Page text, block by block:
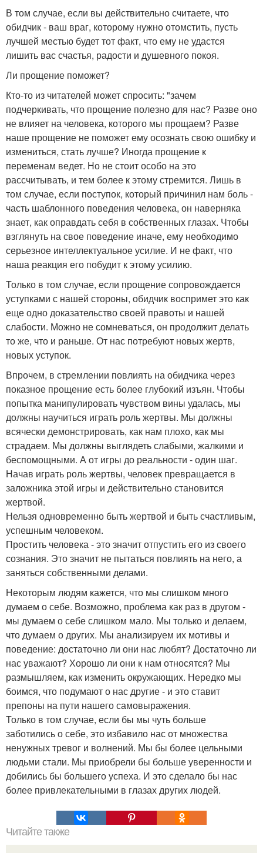
В том случае, если вы действительно считаете, что
обидчик - ваш враг, которому нужно отомстить, пусть
лучшей местью будет тот факт, что ему не удастся
лишить вас счастья, радости и душевного покоя.
Ли прощение поможет?
Кто-то из читателей может спросить: "зачем
подчеркивать, что прощение полезно для нас? Разве оно
не влияет на человека, которого мы прощаем? Разве
наше прощение не поможет ему осознать свою ошибку и
измениться, стать лучше? Иногда прощение к
переменам ведет. Но не стоит особо на это
рассчитывать, и тем более к этому стремится. Лишь в
том случае, если поступок, который причинил нам боль -
часть шаблонного поведения человека, он наверняка
знает, как оправдать себя в собственных глазах. Чтобы
взглянуть на свое поведение иначе, ему необходимо
серьезное интеллектуальное усилие. И не факт, что
наша реакция его побудит к этому усилию.
Только в том случае, если прощение сопровождается
уступками с нашей стороны, обидчик воспримет это как
еще одно доказательство своей правоты и нашей
слабости. Можно не сомневаться, он продолжит делать
то же, что и раньше. От нас потребуют новых жертв,
новых уступок.
Впрочем, в стремлении повлиять на обидчика через
показное прощение есть более глубокий изъян. Чтобы
попытка манипулировать чувством вины удалась, мы
должны научиться играть роль жертвы. Мы должны
всячески демонстрировать, как нам плохо, как мы
страдаем. Мы должны выглядеть слабыми, жалкими и
беспомощными. А от игры до реальности - один шаг.
Начав играть роль жертвы, человек превращается в
заложника этой игры и действительно становится
жертвой.
Нельзя одновременно быть жертвой и быть счастливым,
успешным человеком.
Простить человека - это значит отпустить его из своего
сознания. Это значит не пытаться повлиять на него, а
заняться собственными делами.
Некоторым людям кажется, что мы слишком много
думаем о себе. Возможно, проблема как раз в другом -
мы думаем о себе слишком мало. Мы только и делаем,
что думаем о других. Мы анализируем их мотивы и
поведение: достаточно ли они нас любят? Достаточно ли
нас уважают? Хорошо ли они к нам относятся? Мы
размышляем, как изменить окружающих. Нередко мы
боимся, что подумают о нас другие - и это ставит
препоны на пути нашего самовыражения.
Только в том случае, если бы мы чуть больше
заботились о себе, это избавило нас от множества
ненужных тревог и волнений. Мы бы более цельными
людьми стали. Мы приобрели бы больше уверенности и
добились бы большего успеха. И это сделало бы нас
более привлекательными в глазах других людей.
Читайте также